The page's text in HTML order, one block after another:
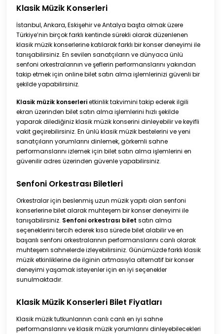
Klasik Müzik Konserleri
İstanbul, Ankara, Eskişehir ve Antalya başta olmak üzere
Türkiye’nin birçok farklı kentinde sürekli olarak düzenlenen
klasik müzik konserlerine katılarak farklı bir konser deneyimi ile
tanışabilirsiniz. En sevilen sanatçıların ve dünyaca ünlü
senfoni orkestralarının ve şeflerin performanslarını yakından
takip etmek için online bilet satın alma işlemlerinizi güvenli bir
şekilde yapabilirsiniz.
Klasik müzik konserlerietkinlik takvimini takip ederek ilgili
ekran üzerinden bilet satın alma işlemlerini hızlı şekilde
yaparak dilediğiniz klasik müzik konserini dinleyebilir ve keyifli
vakit geçirebilirsiniz. En ünlü klasik müzik bestelerini ve yeni
sanatçıların yorumlarını dinlemek, görkemli sahne
performanslarını izlemek için bilet satın alma işlemlerini en
güvenilir adres üzerinden güvenle yapabilirsiniz.
Senfoni Orkestrası Biletleri
Orkestralar için beslenmiş uzun müzik yapıtı olan senfoni
konserlerine bilet alarak muhteşem bir konser deneyimi ile
tanışabilirsiniz. Senfoni orkestrası bilet satın alma
seçeneklerini tercih ederek kısa sürede bilet alabilir ve en
başarılı senfoni orkestralarının performanslarını canlı olarak
muhteşem sahnelerde izleyebilirsiniz. Günümüzde farklı klasik
müzik etkinliklerine de ilginin artmasıyla alternatif bir konser
deneyimi yaşamak isteyenler için en iyi seçenekler
sunulmaktadır.
Klasik Müzik Konserleri Bilet Fiyatları
Klasik müzik tutkunlarının canlı canlı en iyi sahne
performanslarını ve klasik müzik yorumlarını dinleyebilecekleri